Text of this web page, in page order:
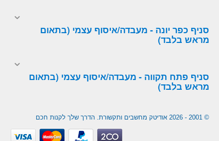
סניף כפר יונה - מעבדה/איסוף עצמי (בתאום
מראש בלבד)
סניף פתח תקווה - מעבדה/איסוף עצמי (בתאום
מראש בלבד)
© 2001 - 2026 אודיטק מחשבים ותקשורת. הדרך שלך לקנות חכם